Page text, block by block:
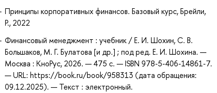
Принципы корпоративных финансов. Базовый курс, Брейли,
Р., 2022
Финансовый менеджмент : учебник / Е. И. Шохин, С. В.
Большаков, М. Г. Булатова [и др.] ; под ред. Е. И. Шохина. —
Москва : КноРус, 2026. — 475 с. — ISBN 978-5-406-14861-7.
— URL: https://book.ru/book/958313 (дата обращения:
09.12.2025). — Текст : электронный.